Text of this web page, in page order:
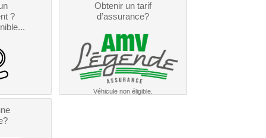
?
Obtenir un tarif
d’assurance?
Véhicule non éligible.